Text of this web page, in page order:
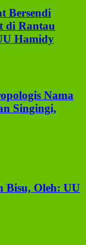
Bersendi
di Rantau
Hamidy
Nama
Singingi,
Bisu, Oleh: UU